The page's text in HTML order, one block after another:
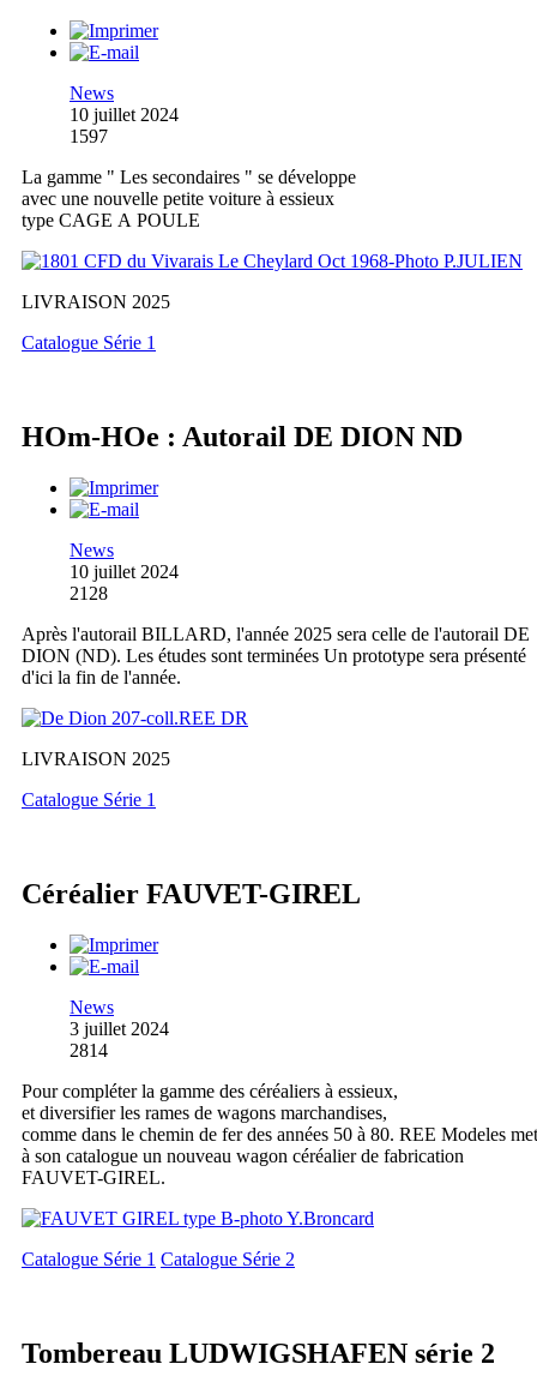
News
10 juillet 2024
1597
La gamme " Les secondaires " se développe
avec une nouvelle petite voiture à essieux
type CAGE A POULE
LIVRAISON 2025
Catalogue Série 1
HOm-HOe : Autorail DE DION ND
News
10 juillet 2024
2128
Après l'autorail BILLARD, l'année 2025 sera celle de l'autorail DE
DION (ND). Les études sont terminées Un prototype sera présenté
d'ici la fin de l'année.
LIVRAISON 2025
Catalogue Série 1
Céréalier FAUVET-GIREL
News
3 juillet 2024
2814
Pour compléter la gamme des céréaliers à essieux,
et diversifier les rames de wagons marchandises,
comme dans le chemin de fer des années 50 à 80. REE Modeles met
à son catalogue un nouveau wagon céréalier de fabrication
FAUVET-GIREL.
Catalogue Série 1 Catalogue Série 2
Tombereau LUDWIGSHAFEN série 2